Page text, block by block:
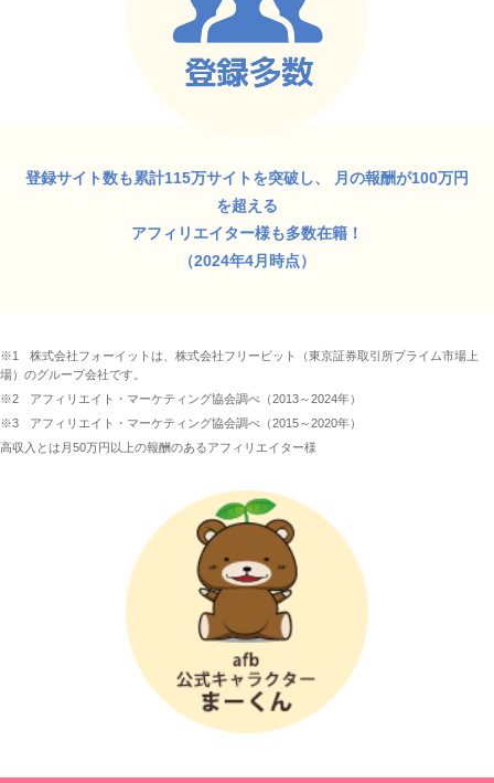
登録サイト数も累計115万サイトを突破し、
月の報酬が100万円
を超える
アフィリエイター様も多数在籍！
（2024年4月時点）
※1
株式会社フォーイットは、株式会社フリービット（東京証券取引所プライム市場上
場）のグループ会社です。
※2
アフィリエイト・マーケティング協会調べ（2013～2024年）
※3
アフィリエイト・マーケティング協会調べ（2015～2020年）
高収入とは月50万円以上の報酬のあるアフィリエイター様